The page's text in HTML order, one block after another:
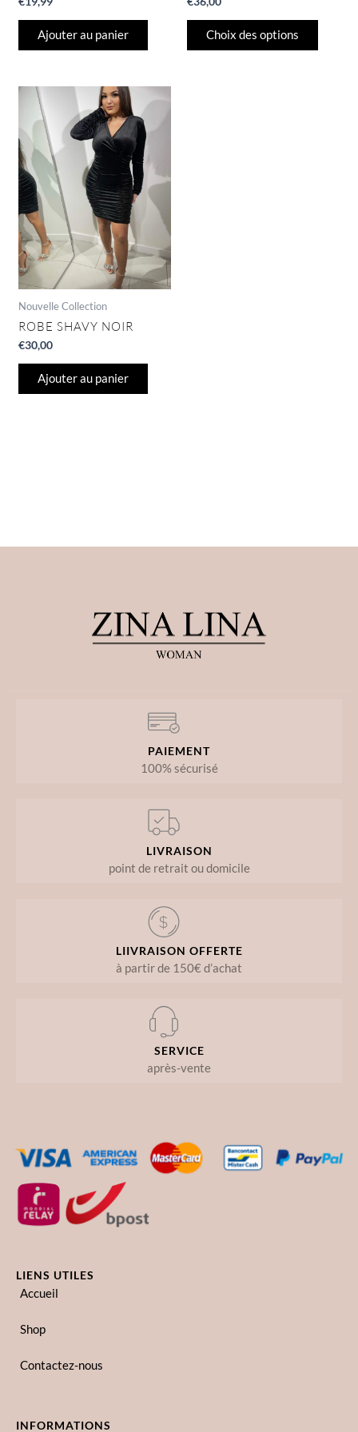
Ajouter au panier Choix des options
Nouvelle Collection
ROBE SHAVY NOIR
€30,00
Ajouter au panier
PAIEMENT
100% sécurisé
LIVRAISON
point de retrait ou domicile
LIIVRAISON OFFERTE
à partir de 150€ d’achat
SERVICE
après-vente
LIENS UTILES
Accueil
Shop
Contactez-nous
INFORMATIONS